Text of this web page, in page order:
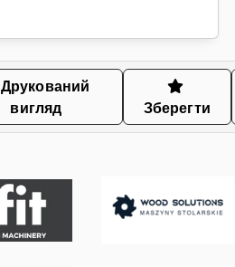
Друкований
вигляд
Зберегти